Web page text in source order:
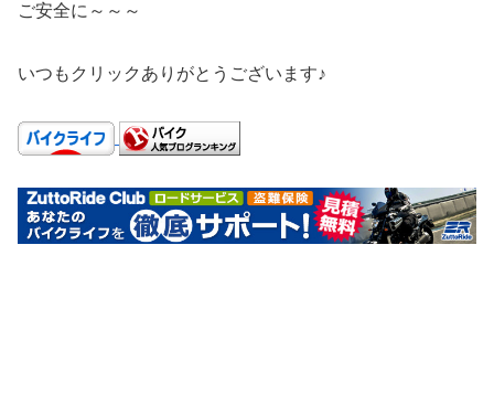
ご安全に～～～
いつもクリックありがとうございます♪